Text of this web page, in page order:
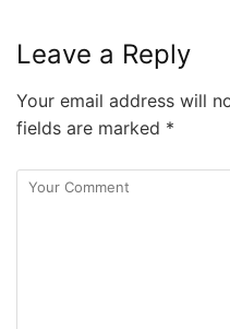
Leave a Reply
Your email address will
fields are marked *